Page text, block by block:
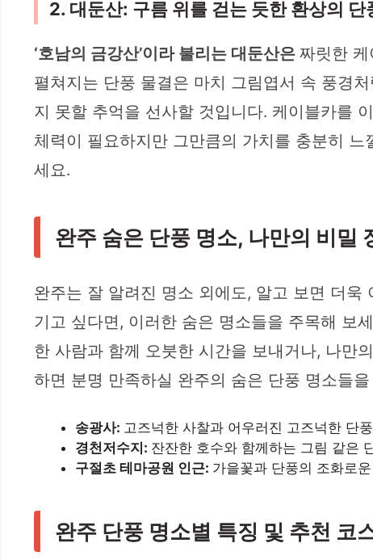
2. 대둔산: 구름 위를 걷는 듯한 환상의 단
‘호남의 금강산’이라 불리는 대둔산은 짜릿한
펼쳐지는 단풍 물결은 마치 그림엽서 속 풍경
지 못할 추억을 선사할 것입니다. 케이블카를
체력이 필요하지만 그만큼의 가치를 충분히
세요.
완주 숨은 단풍 명소, 나만의 비밀
완주는 잘 알려진 명소 외에도, 알고 보면 더
기고 싶다면, 이러한 숨은 명소들을 주목해 보
한 사람과 함께 오붓한 시간을 보내거나, 나만
하면 분명 만족하실 완주의 숨은 단풍 명소들
송광사: 고즈넉한 사찰과 어우러진 고즈넉한 단풍
경천저수지: 잔잔한 호수와 함께하는 그림 같은
구절초 테마공원 인근: 가을꽃과 단풍의 조화로
완주 단풍 명소별 특징 및 추천 코